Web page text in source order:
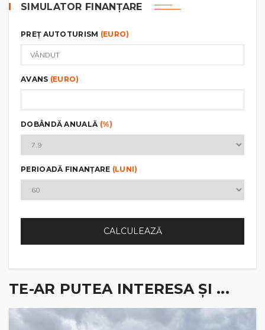
SIMULATOR FINANȚARE
PREȚ AUTOTURISM (EURO)
AVANS (EURO)
DOBÂNDĂ ANUALĂ (%)
PERIOADĂ FINANȚARE (LUNI)
CALCULEAZĂ
TE-AR PUTEA INTERESA ȘI ...